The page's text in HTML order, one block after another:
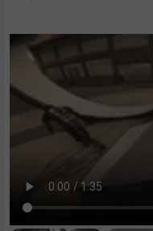
18.备注说明
19.